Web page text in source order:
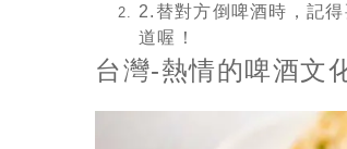
2.替對方倒啤酒時，記
道喔！
台灣-熱情的啤酒文